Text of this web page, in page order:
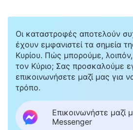
ένιωθα πριν, είχε χαθεί
ζούσα συνεχώς σε μια
αρνητικότητας και είχα
εργασία μου, με
ανίκανος να εκτελέσω
Εκείνη τη στιγμή,
χάσει όλη μου την
ανοίξει η γη να με καταπιεί.
Οι καταστροφές αποτελούν
έχουν εμφανιστεί τα σημεία
Κυρίου. Πώς μπορούμε,
τον Κύριο; Σας προσκαλούμε
επικοινωνήσετε μαζί μας για
τρόπο.
Επικοινωνήστε μαζί
Messenger